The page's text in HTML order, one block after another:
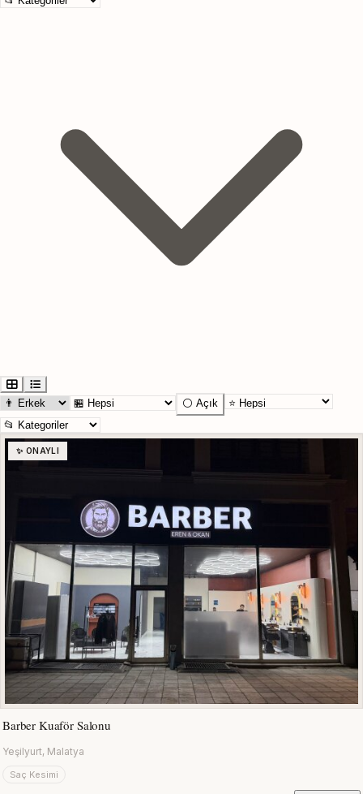
⚪ Açık
✨ ONAYLI
Barber Kuaför Salonu
Yeşilyurt, Malatya
Saç Kesimi